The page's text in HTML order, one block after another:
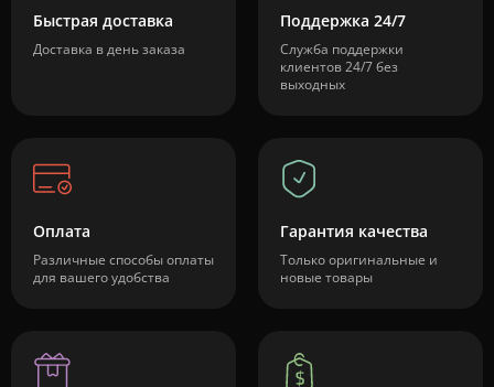
Быстрая доставка
Доставка в день заказа
Поддержка 24/7
Служба поддержки
клиентов 24/7 без
выходных
Оплата
Различные способы оплаты
для вашего удобства
Гарантия качества
Только оригинальные и
новые товары